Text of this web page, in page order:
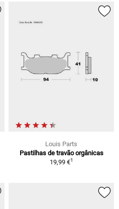
Louis Parts
Pastilhas de travão orgânicas
19,99 €1